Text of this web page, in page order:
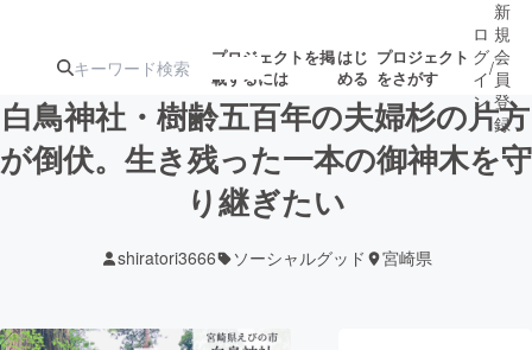
プロジェクトを掲
載するには
はじ
める
プロジェクト
をさがす
注目の新着プロ募集終了が近いプ
ロ
グ
イ
ン
/
新
規
会
員
登
録
白鳥神社・樹齢五百年の夫婦杉の片方
が倒伏。生き残った一本の御神木を守
り継ぎたい
shiratori3666 ソーシャルグッド 宮崎県